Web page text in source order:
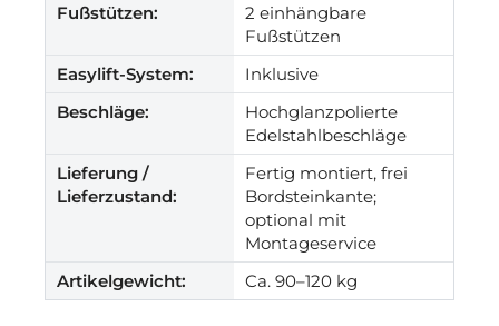
Fußstützen:
2 einhängbare
Fußstützen
Easylift-System:
Inklusive
Beschläge:
Hochglanzpolierte
Edelstahlbeschläge
Lieferung /
Lieferzustand:
Fertig montiert, frei
Bordsteinkante;
optional mit
Montageservice
Artikelgewicht:
Ca. 90–120 kg